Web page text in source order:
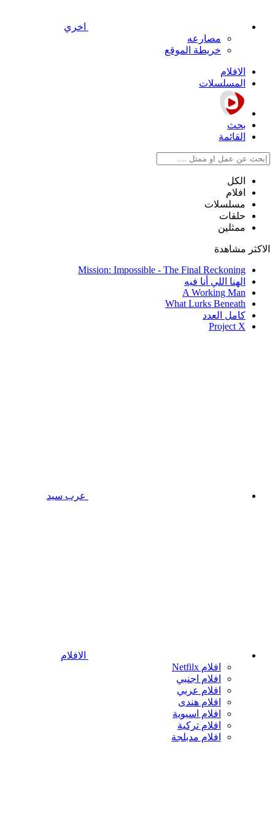
اخري
مصارعه
خريطة الموقع
الافلام
المسلسلات
بحث
القائمة
الكل
افلام
مسلسلات
حلقات
ممثلين
الاكثر مشاهدة
Mission: Impossible - The Final Reckoning
الهنا اللي أنا فيه
A Working Man
What Lurks Beneath
كامل العدد
Project X
عرب سيد
الافلام
افلام Netfilx
افلام اجنبي
افلام عربي
افلام هندى
افلام اسيوية
افلام تركية
افلام مدبلجة